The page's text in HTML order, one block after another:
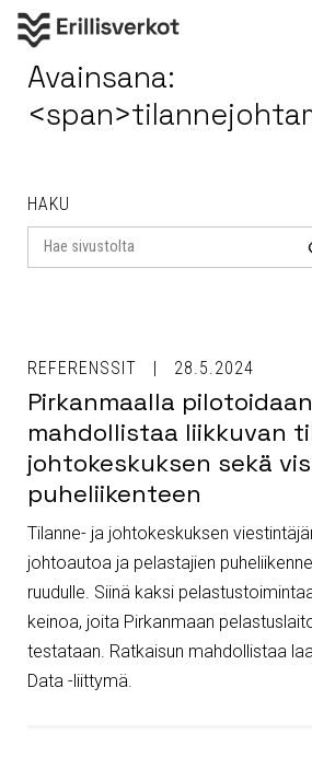
Avainsana:
HAKU
Search
for
REFERENSSIT 28.5.2024
Pirkanmaalla
mahdollistaa liikkuvan
johtokeskuksen sekä
puheliikenteen
Tilanne- ja johtokeskuksen
johtoautoa ja pelastajien
ruudulle. Siinä kaksi
keinoa, joita Pirkanmaan
testataan. Ratkaisun mahdollistaa
Data -liittymä.